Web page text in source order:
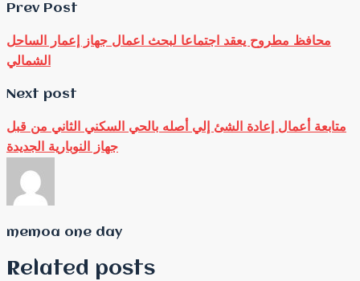
Prev Post
محافظ مطروح يعقد اجتماعا لبحث اعمال جهاز إعمار الساحل
الشمالي
Next post
متابعة أعمال إعادة الشئ إلي أصله بالحي السكني الثاني من قبل
جهاز النوبارية الجديدة
memoa one day
Related posts